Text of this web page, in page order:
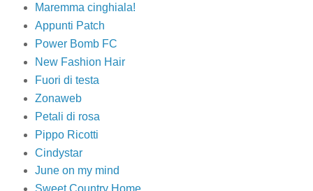
Maremma cinghiala!
Appunti Patch
Power Bomb FC
New Fashion Hair
Fuori di testa
Zonaweb
Petali di rosa
Pippo Ricotti
Cindystar
June on my mind